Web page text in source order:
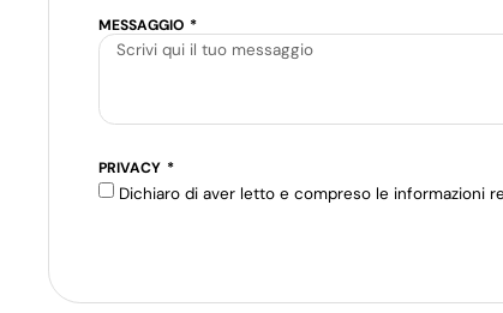
MESSAGGIO
PRIVACY
Dichiaro di aver letto e compreso le informazioni